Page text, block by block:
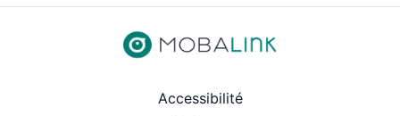
Accessibilité